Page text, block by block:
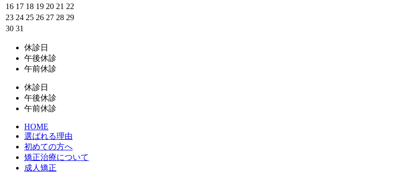
16 17 18 19 20 21 22
23 24 25 26 27 28 29
30 31
休診日
午後休診
午前休診
休診日
午後休診
午前休診
HOME
選ばれる理由
初めての方へ
矯正治療について
成人矯正